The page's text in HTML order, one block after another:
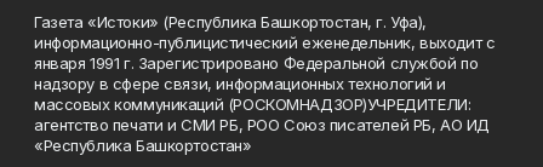
Газета «Истоки» (Республика Башкортостан, г. Уфа),
информационно-публицистический еженедельник, выходит с
января 1991 г. Зарегистрировано Федеральной службой по
надзору в сфере связи, информационных технологий и
массовых коммуникаций (РОСКОМНАДЗОР)УЧРЕДИТЕЛИ:
агентство печати и СМИ РБ, РОО Союз писателей РБ, АО ИД
«Республика Башкортостан»